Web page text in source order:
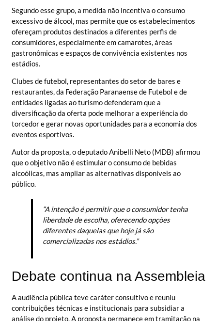
Segundo esse grupo, a medida não incentiva o consumo
excessivo de álcool, mas permite que os estabelecimentos
ofereçam produtos destinados a diferentes perfis de
consumidores, especialmente em camarotes, áreas
gastronômicas e espaços de convivência existentes nos
estádios.
Clubes de futebol, representantes do setor de bares e
restaurantes, da Federação Paranaense de Futebol e de
entidades ligadas ao turismo defenderam que a
diversificação da oferta pode melhorar a experiência do
torcedor e gerar novas oportunidades para a economia dos
eventos esportivos.
Autor da proposta, o deputado Anibelli Neto (MDB) afirmou
que o objetivo não é estimular o consumo de bebidas
alcoólicas, mas ampliar as alternativas disponíveis ao
público.
“A intenção é permitir que o consumidor tenha
liberdade de escolha, oferecendo opções
diferentes daquelas que hoje já são
comercializadas nos estádios.”
Debate continua na Assembleia
A audiência pública teve caráter consultivo e reuniu
contribuições técnicas e institucionais para subsidiar a
análise do projeto. A proposta permanece em tramitação na